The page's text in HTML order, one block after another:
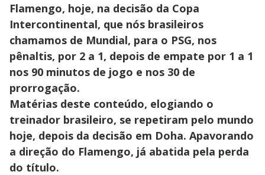
Flamengo, hoje, na decisão da Copa
Intercontinental, que nós brasileiros
chamamos de Mundial, para o PSG, nos
pênaltis, por 2 a 1, depois de empate por 1 a 1
nos 90 minutos de jogo e nos 30 de
prorrogação.
Matérias deste conteúdo, elogiando o
treinador brasileiro, se repetiram pelo mundo
hoje, depois da decisão em Doha. Apavorando
a direção do Flamengo, já abatida pela perda
do título.